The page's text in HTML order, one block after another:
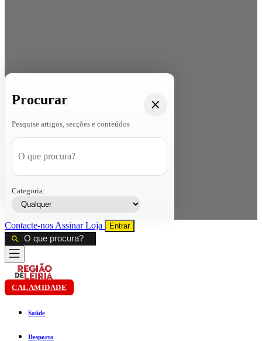
Procurar
Pesquise artigos, secções e conteúdos
Categoria:
Contacte-nos AssinarLoja Entrar
CALAMIDADE
Saúde
Desporto